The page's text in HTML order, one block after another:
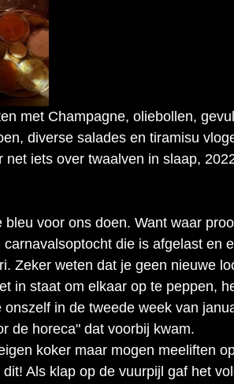
met Champagne, oliebollen,
diverse salades en tiramisu
net iets over twaalven in slaap,
bleu voor ons doen. Want waar
die is afgelast en
Zeker weten dat je geen nieuwe
in staat om elkaar op te peppen,
onszelf in de tweede week van
de horeca" dat voorbij kwam.
koker maar mogen meeliften
Als klap op de vuurpijl gaf het